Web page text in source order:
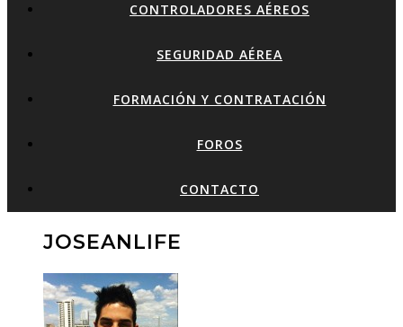
CONTROLADORES AÉREOS
SEGURIDAD AÉREA
FORMACIÓN Y CONTRATACIÓN
FOROS
CONTACTO
JOSEANLIFE